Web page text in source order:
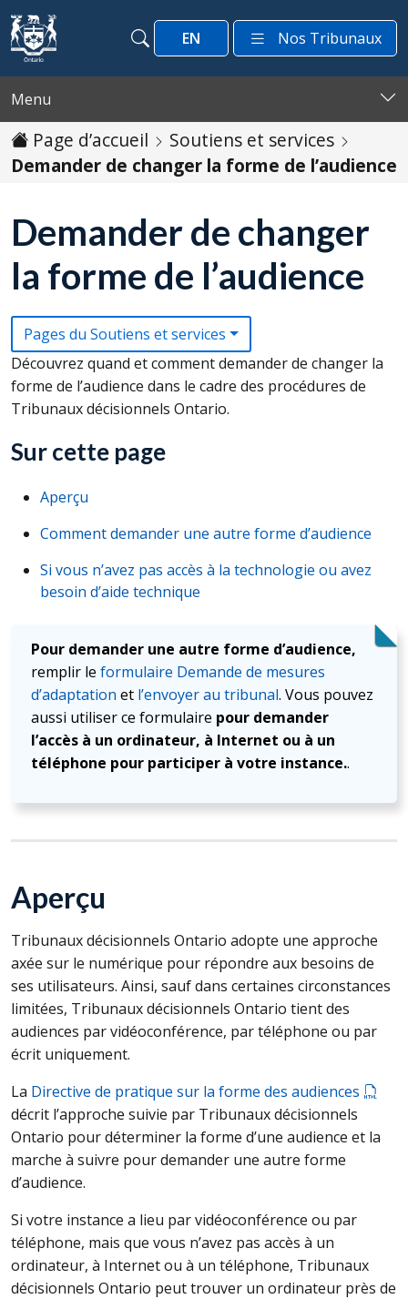
Passer au contenu
Recherche
Recherche
EN Nos Tribunaux
Menu
Page d’accueil
Soutiens et services
Demander de changer la forme de l’audience
Demander de changer
la forme de l’audience
Pages du Soutiens et services
Découvrez quand et comment demander de changer la
forme de l’audience dans le cadre des procédures de
Tribunaux décisionnels Ontario.
Sur cette page
Aperçu
Comment demander une autre forme d’audience
Si vous n’avez pas accès à la technologie ou avez
besoin d’aide technique
Pour demander une autre forme d’audience,
remplir le formulaire Demande de mesures
d’adaptation et l’envoyer au tribunal. Vous pouvez
aussi utiliser ce formulaire pour demander
l’accès à un ordinateur, à Internet ou à un
téléphone pour participer à votre instance..
Aperçu
Tribunaux décisionnels Ontario adopte une approche
axée sur le numérique pour répondre aux besoins de
ses utilisateurs. Ainsi, sauf dans certaines circonstances
limitées, Tribunaux décisionnels Ontario tient des
audiences par vidéoconférence, par téléphone ou par
écrit uniquement.
La Directive de pratique sur la forme des audiences
décrit l’approche suivie par Tribunaux décisionnels
Ontario pour déterminer la forme d’une audience et la
marche à suivre pour demander une autre forme
d’audience.
Si votre instance a lieu par vidéoconférence ou par
téléphone, mais que vous n’avez pas accès à un
ordinateur, à Internet ou à un téléphone, Tribunaux
décisionnels Ontario peut trouver un ordinateur près de